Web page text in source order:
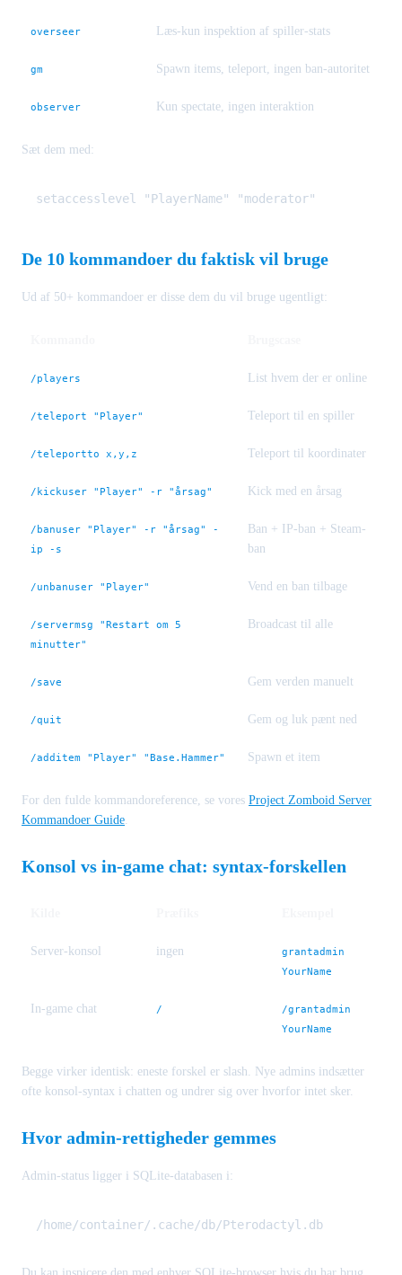
overseer Læs-kun inspektion af spiller-stats
gm Spawn items, teleport, ingen ban-autoritet
observer Kun spectate, ingen interaktion
Sæt dem med:
De 10 kommandoer du faktisk vil bruge
Ud af 50+ kommandoer er disse dem du vil bruge ugentligt:
/players List hvem der er online
/teleport "Player" Teleport til en spiller
/teleportto x,y,z Teleport til koordinater
/kickuser "Player" -r "årsag" Kick med en årsag
/banuser "Player" -r "årsag" -
ip -s
Ban + IP-ban + Steam-
ban
/unbanuser "Player" Vend en ban tilbage
/servermsg "Restart om 5
minutter"
Broadcast til alle
/save Gem verden manuelt
/quit Gem og luk pænt ned
/additem "Player" "Base.Hammer" Spawn et item
For den fulde kommandoreference, se vores Project Zomboid Server
Kommandoer Guide
Konsol vs in-game chat: syntax-forskellen
Server-konsol ingen
grantadmin
YourName
In-game chat /
/grantadmin
YourName
Begge virker identisk: eneste forskel er slash. Nye admins indsætter
ofte konsol-syntax i chatten og undrer sig over hvorfor intet sker.
Hvor admin-rettigheder gemmes
Admin-status ligger i SQLite-databasen i:
Du kan inspicere den med enhver SQLite-browser hvis du har brug